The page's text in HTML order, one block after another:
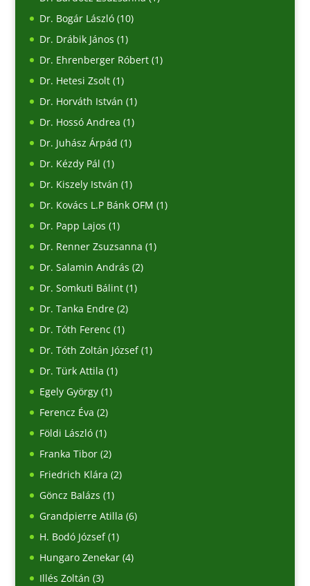
Dr. Bogár László(10)
Dr. Drábik János (1)
Dr. Ehrenberger Róbert(1)
Dr. Hetesi Zsolt(1)
Dr. Horváth István (1)
Dr. Hossó Andrea (1)
Dr. Juhász Árpád (1)
Dr. Kézdy Pál (1)
Dr. Kiszely István (1)
Dr. Kovács L.P Bánk OFM (1)
Dr. Papp Lajos (1)
Dr. Renner Zsuzsanna (1)
Dr. Salamin András (2)
Dr. Somkuti Bálint(1)
Dr. Tanka Endre(2)
Dr. Tóth Ferenc (1)
Dr. Tóth Zoltán József(1)
Dr. Türk Attila (1)
Egely György(1)
Ferencz Éva (2)
Földi László(1)
Franka Tibor(2)
Friedrich Klára (2)
Göncz Balázs (1)
Grandpierre Atilla (6)
H. Bodó József(1)
Hungaro Zenekar(4)
Illés Zoltán (3)